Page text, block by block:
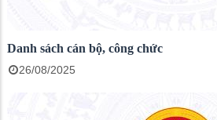
Danh sách cán bộ, công chức
26/08/2025